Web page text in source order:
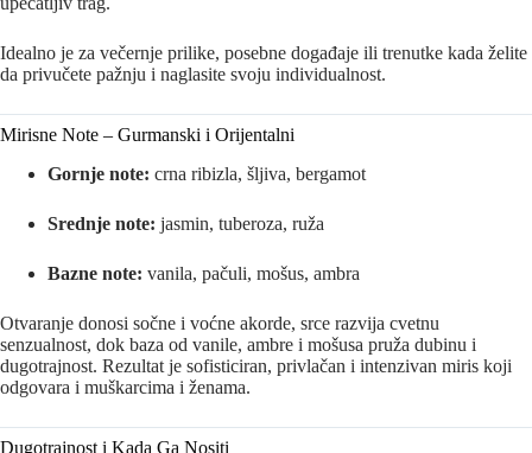
Idealno je za večernje prilike, posebne događaje ili trenutke kada želite
da privučete pažnju i naglasite svoju individualnost.
Mirisne Note – Gurmanski i Orijentalni
Gornje note: crna ribizla, šljiva, bergamot
Srednje note: jasmin, tuberoza, ruža
Bazne note: vanila, pačuli, mošus, ambra
Otvaranje donosi sočne i voćne akorde, srce razvija cvetnu
senzualnost, dok baza od vanile, ambre i mošusa pruža dubinu i
dugotrajnost. Rezultat je sofisticiran, privlačan i intenzivan miris koji
odgovara i muškarcima i ženama.
Dugotrajnost i Kada Ga Nositi